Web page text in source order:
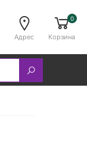
Адрес
0
Корзина